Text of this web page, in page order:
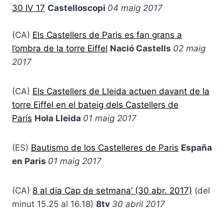
30 IV 17 Castelloscopi 04 maig 2017
(CA) Els Castellers de Paris es fan grans a
l’ombra de la torre Eiffel Nació Castells 02 maig
2017
(CA) Els Castellers de Lleida actuen davant de la
torre Eiffel en el bateig dels Castellers de
París Hola Lleida 01 maig 2017
(ES) Bautismo de los Castelleres de Paris España
en Paris 01 maig 2017
(CA) 8 al dia Cap de setmana’ (30 abr. 2017) (del
minut 15.25 al 16.18) 8tv 30 abril 2017